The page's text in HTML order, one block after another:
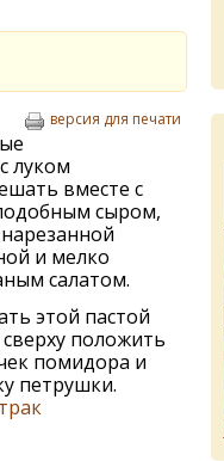
версия для печати
луком
вместе с
сыром,
и мелко
салатом.
этой пастой
положить
помидора и
петрушки.